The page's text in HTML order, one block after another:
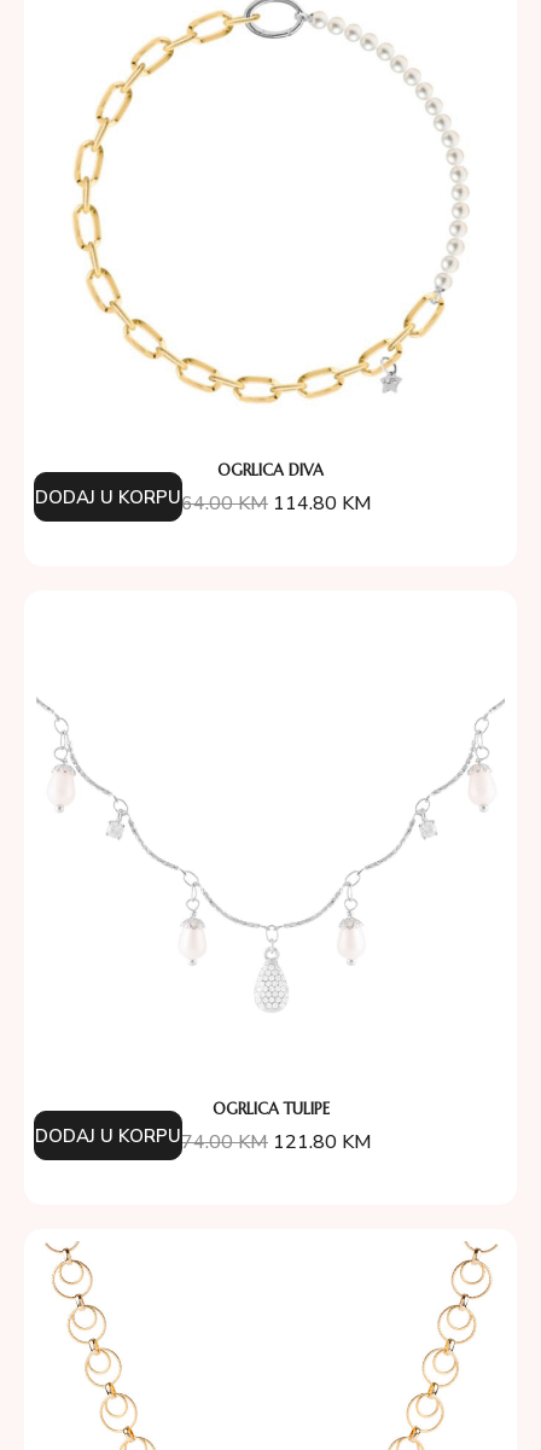
OGRLICA DIVA
164.00KM 114.80 KM
DODAJ U KORPU
OGRLICA TULIPE
174.00KM 121.80 KM
DODAJ U KORPU